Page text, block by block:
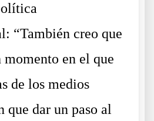
“También creo que
momento en el que
de los medios
que dar un paso al